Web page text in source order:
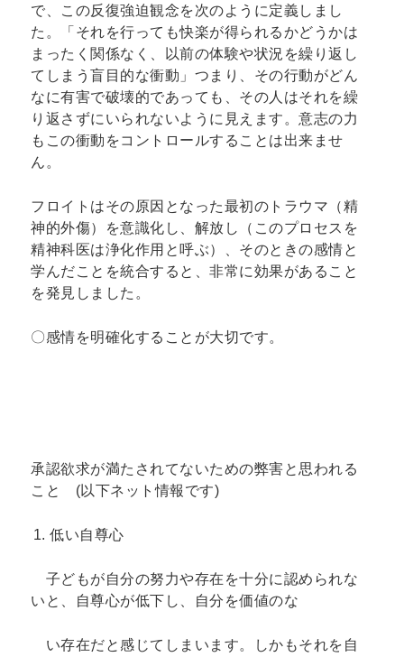
で、この反復強迫観念を次のように定義しまし
た。「それを行っても快楽が得られるかどうかは
まったく関係なく、以前の体験や状況を繰り返し
てしまう盲目的な衝動」つまり、その行動がどん
なに有害で破壊的であっても、その人はそれを繰
り返さずにいられないように見えます。意志の力
もこの衝動をコントロールすることは出来ませ
ん。
フロイトはその原因となった最初のトラウマ（精
神的外傷）を意識化し、解放し（このプロセスを
精神科医は浄化作用と呼ぶ）、そのときの感情と
学んだことを統合すると、非常に効果があること
を発見しました。
〇感情を明確化することが大切です。
承認欲求が満たされてないための弊害と思われる
こと (以下ネット情報です)
低い自尊心
子どもが自分の努力や存在を十分に認められな
いと、自尊心が低下し、自分を価値のな
い存在だと感じてしまいます。しかもそれを自